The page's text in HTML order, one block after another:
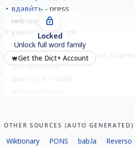
вдави́ть press
verb perfective
удави́ть strangle
verb perfective
вы́давить to squeeze out; to press
verb perfective
дави́ться
Locked
Unlock full word family
Get the Dict+ Account
OTHER SOURCES (AUTO GENERATED)
Wiktionary PONS bab.la Reverso